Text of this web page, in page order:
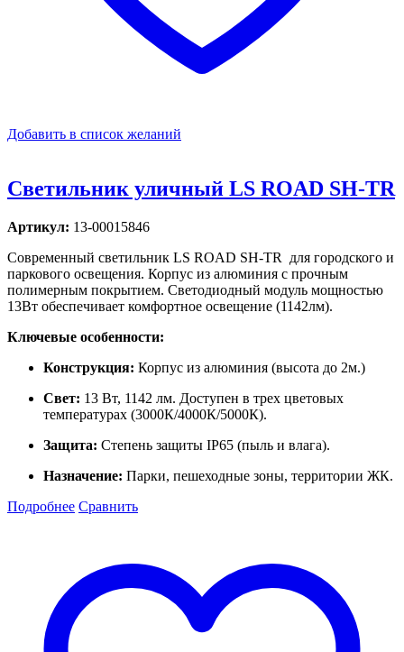
Добавить в список желаний
Светильник уличный LS ROAD SH-TR
Артикул: 13-00015846
Современный светильник LS ROAD SH-TR для городского и
паркового освещения. Корпус из алюминия с прочным
полимерным покрытием. Светодиодный модуль мощностью
13Вт обеспечивает комфортное освещение (1142лм).
Ключевые особенности:
Конструкция: Корпус из алюминия (высота до 2м.)
Свет: 13 Вт, 1142 лм. Доступен в трех цветовых
температурах (3000К/4000К/5000К).
Защита: Степень защиты IP65 (пыль и влага).
Назначение: Парки, пешеходные зоны, территории ЖК.
Подробнее Сравнить